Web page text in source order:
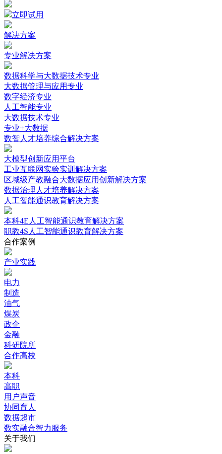
立即试用
解决方案
专业解决方案
数据科学与大数据技术专业
大数据管理与应用专业
数字经济专业
人工智能专业
大数据技术专业
专业+大数据
数智人才培养综合解决方案
大模型创新应用平台
工业互联网实验实训解决方案
区域级产教融合大数据应用创新解决方案
数据治理人才培养解决方案
人工智能通识教育解决方案
本科4E人工智能通识教育解决方案
职教4S人工智能通识教育解决方案
合作案例
产业实践
电力
制造
油气
煤炭
政企
金融
科研院所
合作高校
本科
高职
用户声音
协同育人
数据超市
数实融合智力服务
关于我们